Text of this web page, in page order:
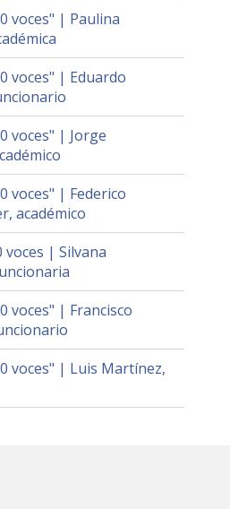
voces" | Paulina
voces" | Eduardo
voces" | Jorge
voces" | Federico
académico
voces | Silvana
voces" | Francisco
voces" | Luis Martínez,